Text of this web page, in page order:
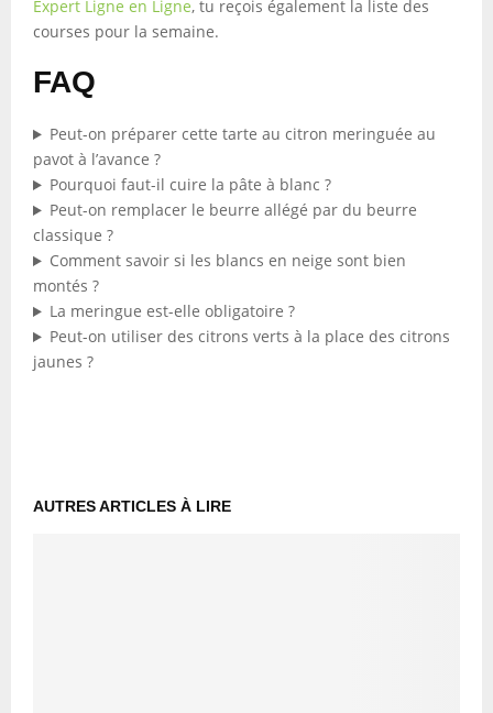
Expert Ligne en Ligne, tu reçois également la liste des
courses pour la semaine.
FAQ
Peut-on préparer cette tarte au citron meringuée au
pavot à l’avance ?
Pourquoi faut-il cuire la pâte à blanc ?
Peut-on remplacer le beurre allégé par du beurre
classique ?
Comment savoir si les blancs en neige sont bien
montés ?
La meringue est-elle obligatoire ?
Peut-on utiliser des citrons verts à la place des citrons
jaunes ?
AUTRES ARTICLES À LIRE